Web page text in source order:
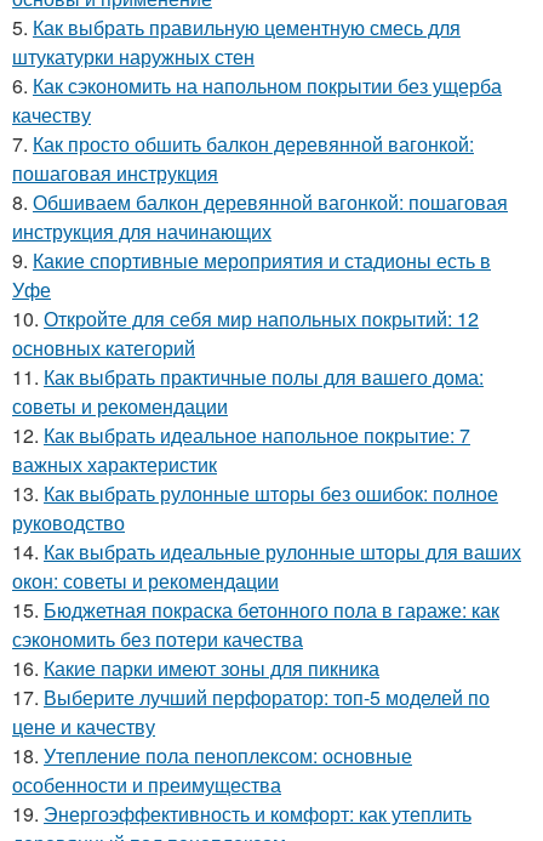
5. Как выбрать правильную цементную смесь для
штукатурки наружных стен
6. Как сэкономить на напольном покрытии без ущерба
качеству
7. Как просто обшить балкон деревянной вагонкой:
пошаговая инструкция
8. Обшиваем балкон деревянной вагонкой: пошаговая
инструкция для начинающих
9. Какие спортивные мероприятия и стадионы есть в
Уфе
10. Откройте для себя мир напольных покрытий: 12
основных категорий
11. Как выбрать практичные полы для вашего дома:
советы и рекомендации
12. Как выбрать идеальное напольное покрытие: 7
важных характеристик
13. Как выбрать рулонные шторы без ошибок: полное
руководство
14. Как выбрать идеальные рулонные шторы для ваших
окон: советы и рекомендации
15. Бюджетная покраска бетонного пола в гараже: как
сэкономить без потери качества
16. Какие парки имеют зоны для пикника
17. Выберите лучший перфоратор: топ-5 моделей по
цене и качеству
18. Утепление пола пеноплексом: основные
особенности и преимущества
19. Энергоэффективность и комфорт: как утеплить